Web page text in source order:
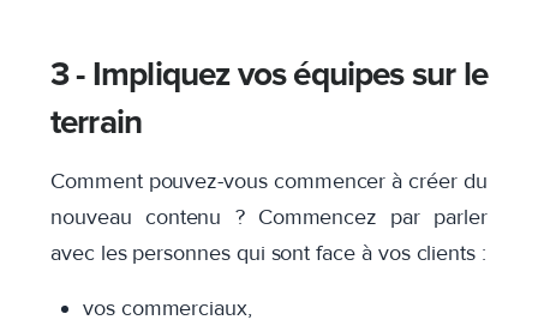
3 - Impliquez vos équipes sur le
terrain
Comment pouvez-vous commencer à créer du
nouveau contenu ? Commencez par parler
avec les personnes qui sont face à vos clients :
vos commerciaux,